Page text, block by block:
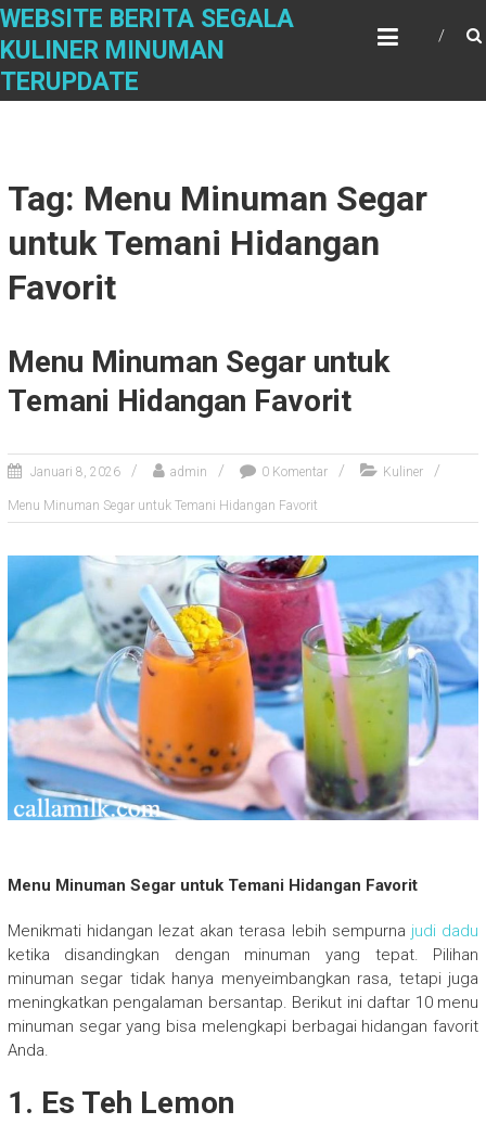
Skip
content
WEBSITE BERITA SEGALA
KULINER MINUMAN
TERUPDATE
Tag: Menu Minuman Segar
untuk Temani Hidangan
Favorit
Menu Minuman Segar untuk
Temani Hidangan Favorit
Januari 8, 2026 admin 0 Komentar Kuliner
Menu Minuman Segar untuk Temani Hidangan Favorit
Menu Minuman Segar untuk Temani Hidangan Favorit
Menikmati hidangan lezat akan terasa lebih sempurna judi dadu
ketika disandingkan dengan minuman yang tepat. Pilihan
minuman segar tidak hanya menyeimbangkan rasa, tetapi juga
meningkatkan pengalaman bersantap. Berikut ini daftar 10 menu
minuman segar yang bisa melengkapi berbagai hidangan favorit
Anda.
1. Es Teh Lemon